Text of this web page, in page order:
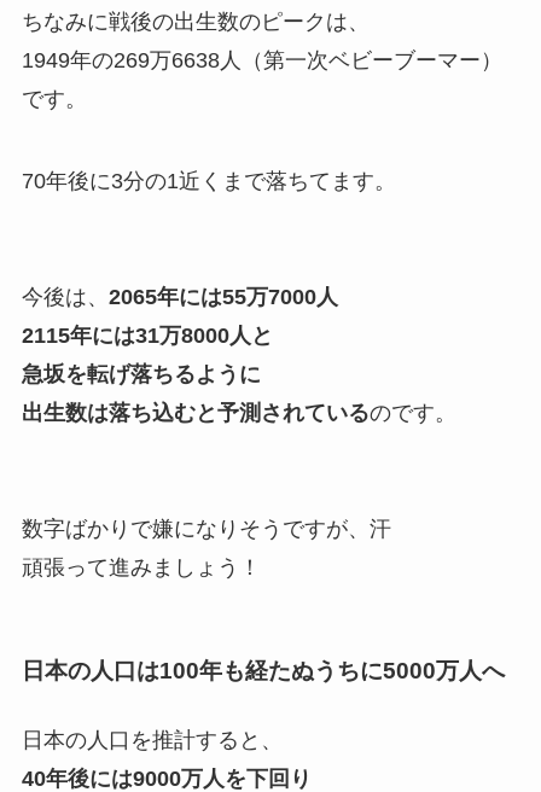
ちなみに戦後の出生数のピークは、
1949年の269万6638人（第一次ベビーブーマー）
です。
70年後に3分の1近くまで落ちてます。
今後は、 2065年には55万7000人
2115年には31万8000人と
急坂を転げ落ちるように
出生数は落ち込むと予測されているのです。
数字ばかりで嫌になりそうですが、汗
頑張って進みましょう！
日本の人口は100年も経たぬうちに5000万人へ
日本の人口を推計すると、
40年後には9000万人を下回り